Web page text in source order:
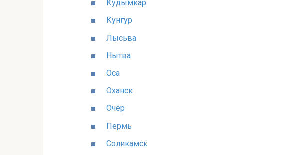
Кудымкар
Кунгур
Лысьва
Нытва
Оса
Оханск
Очёр
Пермь
Соликамск